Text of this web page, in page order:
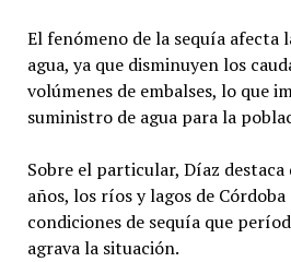
El fenómeno de la sequía afecta
agua, ya que disminuyen los
volúmenes de embalses, lo que
suministro de agua para la
Sobre el particular, Díaz
años, los ríos y lagos de
condiciones de sequía que
agrava la situación.